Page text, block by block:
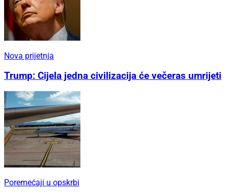
Nova prijetnja
Trump: Cijela jedna civilizacija će večeras umrijeti
Poremećaji u opskrbi